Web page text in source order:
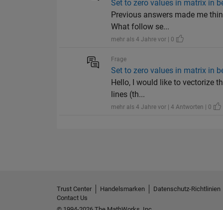
Set to zero values in matrix in
Previous answers made me
What follow se...
mehr als 4 Jahre vor | 0
Frage
Set to zero values in matrix in
Hello, I would like to vectorize
lines (th...
mehr als 4 Jahre vor | 4 Antworten | 0
Trust Center Handelsmarken Datenschutz-Richtlinien
Contact Us